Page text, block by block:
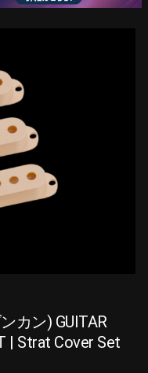
カン) GUITAR
| Strat Cover Set